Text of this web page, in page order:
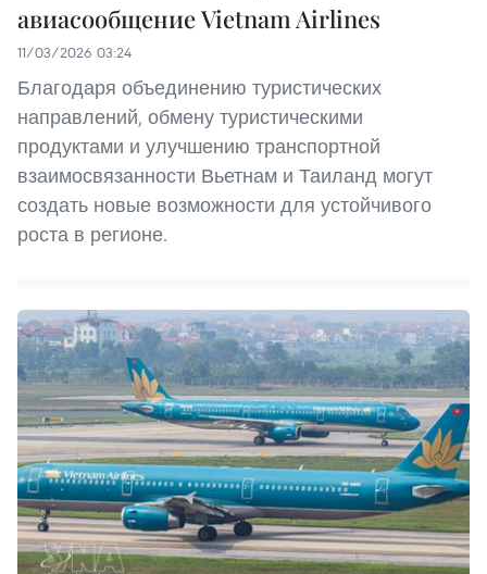
авиасообщение Vietnam Airlines
11/03/2026 03:24
Благодаря объединению туристических
направлений, обмену туристическими
продуктами и улучшению транспортной
взаимосвязанности Вьетнам и Таиланд могут
создать новые возможности для устойчивого
роста в регионе.